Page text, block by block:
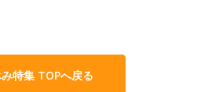
特集 TOPへ戻る